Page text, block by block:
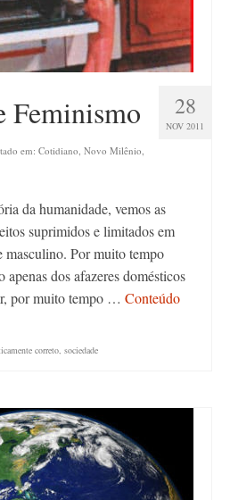
28
NOV 2011
Feminismo
em: Cotidiano, Novo Milênio,
da humanidade, vemos as
suprimidos e limitados em
masculino. Por muito tempo
dos afazeres domésticos
por muito tempo … Conteúdo
correto, sociedade